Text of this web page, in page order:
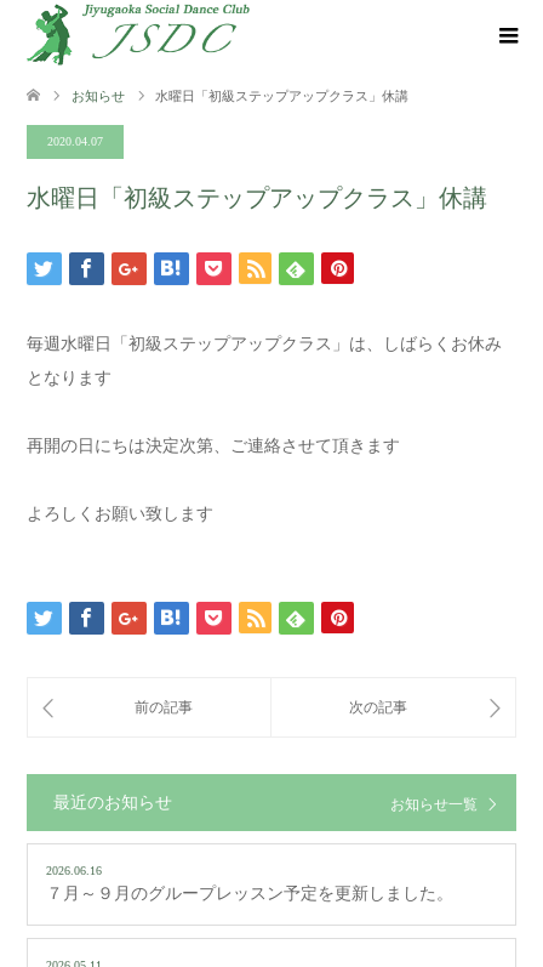
お知らせ 水曜日「初級ステップアップクラス」休講
2020.04.07
水曜日「初級ステップアップクラス」休講
毎週水曜日「初級ステップアップクラス」は、しばらくお休み
となります
再開の日にちは決定次第、ご連絡させて頂きます
よろしくお願い致します
最近のお知らせ お知らせ一覧
2026.06.16
７月～９月のグループレッスン予定を更新しました。